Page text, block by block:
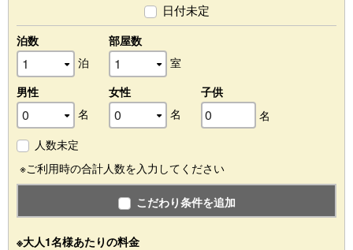
日付未定
泊数
泊
部屋数
室
男性
名
女性
名
子供
名
人数未定
※ご利用時の合計人数を入力してください
こだわり条件を追加
※大人1名様あたりの料金